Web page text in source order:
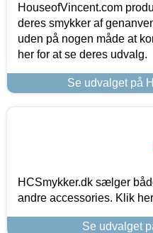
HouseofVincent.com
deres smykker af
uden på nogen måde at
her for at se deres udvalg.
Se udvalget på
HCSmykker.dk sælger
andre accessories. Klik
Se udvalget